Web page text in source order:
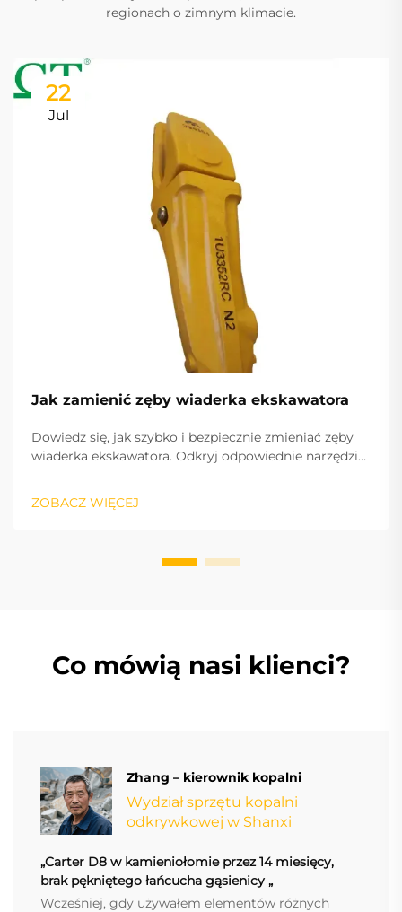
regionach o zimnym klimacie.
22
Jul
Jak zamienić zęby wiaderka ekskawatora
Dowiedz się, jak szybko i bezpiecznie zmieniać zęby
wiaderka ekskawatora. Odkryj odpowiednie narzędzia,
Zacznij poprawiać efektywność już dziś.
ZOBACZ WIĘCEJ
Co mówią nasi klienci?
Zhang – kierownik kopalni
Wydział sprzętu kopalni
odkrywkowej w Shanxi
„Carter D8 w kamieniołomie przez 14 miesięcy,
brak pękniętego łańcucha gąsienicy „
Wcześniej, gdy używałem elementów różnych